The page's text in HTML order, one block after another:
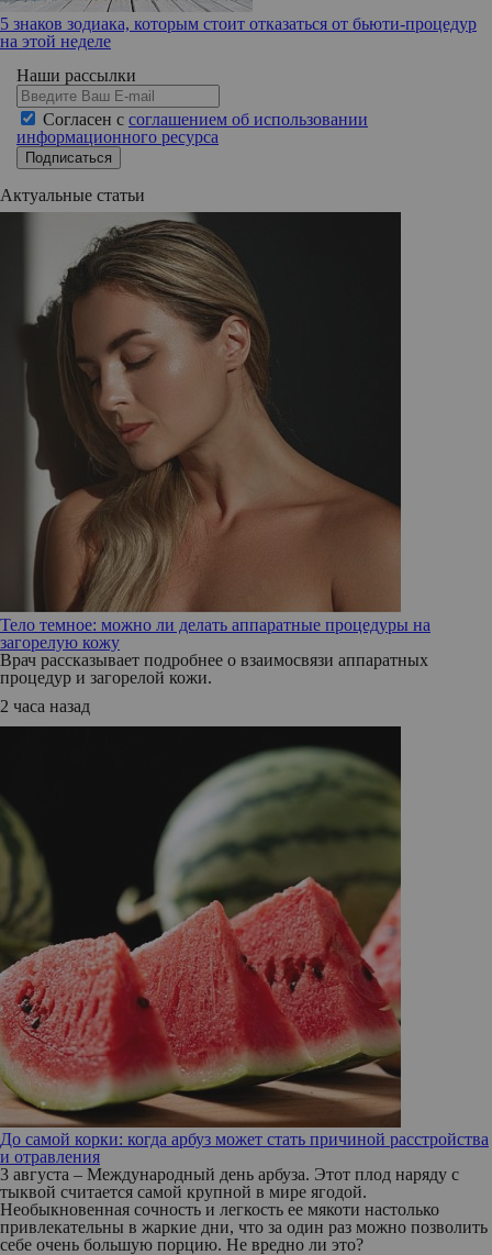
5 знаков зодиака, которым стоит отказаться от бьюти-процедур
на этой неделе
Наши рассылки
Согласен с соглашением об использовании
информационного ресурса
Подписаться
Актуальные статьи
Тело темное: можно ли делать аппаратные процедуры на
загорелую кожу
Врач рассказывает подробнее о взаимосвязи аппаратных
процедур и загорелой кожи.
2 часа назад
До самой корки: когда арбуз может стать причиной расстройства
и отравления
3 августа – Международный день арбуза. Этот плод наряду с
тыквой считается самой крупной в мире ягодой.
Необыкновенная сочность и легкость ее мякоти настолько
привлекательны в жаркие дни, что за один раз можно позволить
себе очень большую порцию. Не вредно ли это?